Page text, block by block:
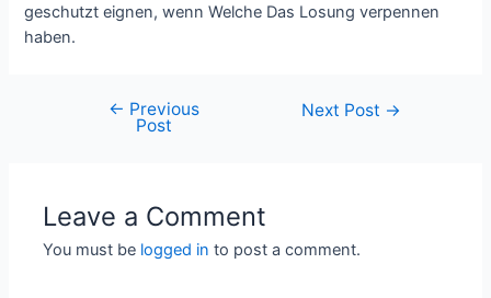
geschutzt eignen, wenn Welche Das Losung verpennen
haben.
← Previous
Post
Next Post →
Leave a Comment
You must be logged in to post a comment.